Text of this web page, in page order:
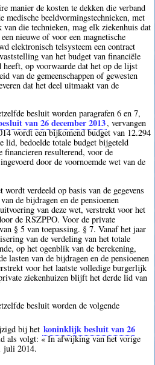
manier de kosten te dekken die verband
medische beeldvormingstechnieken, met
van die technieken, mag elk ziekenhuis dat
nieuwe of voor een magnetische
elektronisch telsysteem een contract
van het budget van financiële
op voorwaarde dat het op de lijst
van de gemeenschappen of gewesten
dat het deel uitmaakt van de
besluit worden paragrafen 6 en 7,
van 26 december 2013, vervangen
wordt een bijkomend budget van 12.294
lid, bedoelde totale budget bijgeteld
financieren resulterend, voor de
door de voornoemde wet van de
verdeeld op basis van de gegevens
de bijdragen en de pensioenen
van deze wet, verstrekt voor het
de RSZPPO. Voor de private
§ 5 van toepassing. § 7. Vanaf het jaar
van de verdeling van het totale
op het ogenblik van de berekening,
lasten van de bijdragen en de pensioenen
voor het laatste volledige burgerlijk
ziekenhuizen blijft het derde lid van
besluit worden de volgende
bij het koninklijk besluit van 26
als volgt: « In afwijking van het vorige
juli 2014.